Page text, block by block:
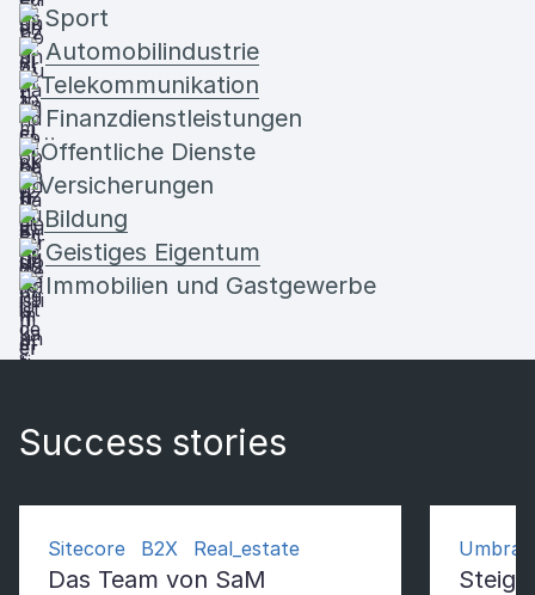
Sport
Automobilindustrie
Telekommunikation
Finanzdienstleistungen
Öffentliche Dienste
Versicherungen
Bildung
Geistiges Eigentum
Immobilien und Gastgewerbe
Success stories
Sitecore B2X Real_estate
Das Team von SaM